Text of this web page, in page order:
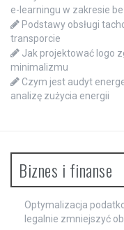
e-learningu w zakresie
Podstawy obsługi
transporcie
Jak projektować logo
minimalizmu
Czym jest audyt
analizę zużycia energii
Biznes i finanse
Optymalizacja
legalnie zmniejszyć